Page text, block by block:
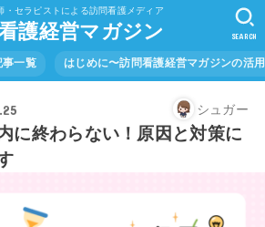
・セラピストによる訪問看護メディア
護経営マガジン
事一覧 はじめに〜訪問看護経営マガジンの活
SEARCH
シュガー
に終わらない！原因と対策に